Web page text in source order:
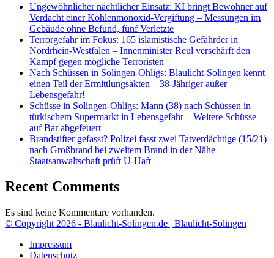
Ungewöhnlicher nächtlicher Einsatz: KI bringt Bewohner auf
Verdacht einer Kohlenmonoxid-Vergiftung – Messungen im
Gebäude ohne Befund, fünf Verletzte
Terrorgefahr im Fokus: 165 islamistische Gefährder in
Nordrhein-Westfalen – Innenminister Reul verschärft den
Kampf gegen mögliche Terroristen
Nach Schüssen in Solingen-Ohligs: Blaulicht-Solingen kennt
einen Teil der Ermittlungsakten – 38-Jähriger außer
Lebensgefahr!
Schüsse in Solingen-Ohligs: Mann (38) nach Schüssen in
türkischem Supermarkt in Lebensgefahr – Weitere Schüsse
auf Bar abgefeuert
Brandstifter gefasst? Polizei fasst zwei Tatverdächtige (15/21)
nach Großbrand bei zweitem Brand in der Nähe –
Staatsanwaltschaft prüft U-Haft
Recent Comments
Es sind keine Kommentare vorhanden.
© Copyright 2026 - Blaulicht-Solingen.de | Blaulicht-Solingen
Impressum
Datenschutz